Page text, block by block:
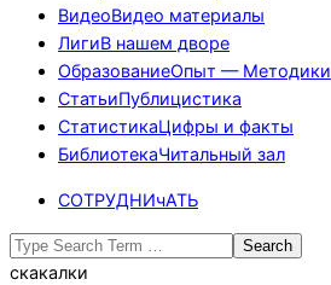
ВидеоВидео материалы
ЛигиВ нашем дворе
ОбразованиеОпыт — Методики
СтатьиПублицистика
СтатистикаЦифры и факты
БиблиотекаЧитальный зал
СОТРУДНИчАТЬ
Search
скакалки